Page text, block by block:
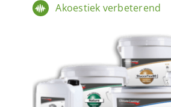
Akoestiek verbeterend